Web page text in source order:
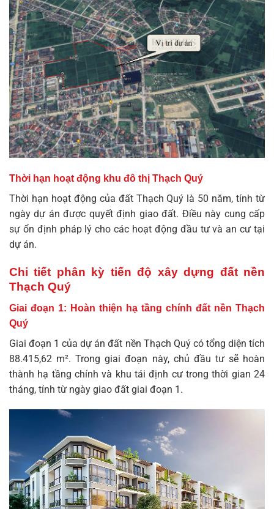
Thời hạn hoạt động khu đô thị Thạch Quý
Thời hạn hoạt động của đất Thạch Quý là 50 năm, tính từ
ngày dự án được quyết định giao đất. Điều này cung cấp
sự ổn định pháp lý cho các hoạt động đầu tư và an cư tại
dự án.
Chi tiết phân kỳ tiến độ xây dựng đất nền
Thạch Quý
Giai đoạn 1: Hoàn thiện hạ tầng chính đất nền Thạch
Quý
Giai đoạn 1 của dự ánđất nền Thạch Quýcó tổng diện tích
88.415,62 m². Trong giai đoạn này, chủ đầu tư sẽ hoàn
thành hạ tầng chính và khu tái định cư trong thời gian 24
tháng, tính từ ngày giao đất giai đoạn 1.